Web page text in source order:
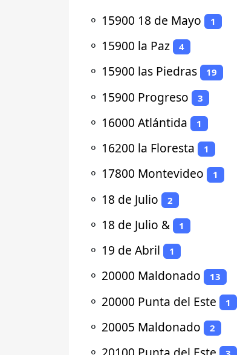
⚬ 15900 18 de Mayo 1
⚬ 15900 la Paz 4
⚬ 15900 las Piedras 19
⚬ 15900 Progreso 3
⚬ 16000 Atlántida 1
⚬ 16200 la Floresta 1
⚬ 17800 Montevideo 1
⚬ 18 de Julio 2
⚬ 18 de Julio & 1
⚬ 19 de Abril 1
⚬ 20000 Maldonado 13
⚬ 20000 Punta del Este 1
⚬ 20005 Maldonado 2